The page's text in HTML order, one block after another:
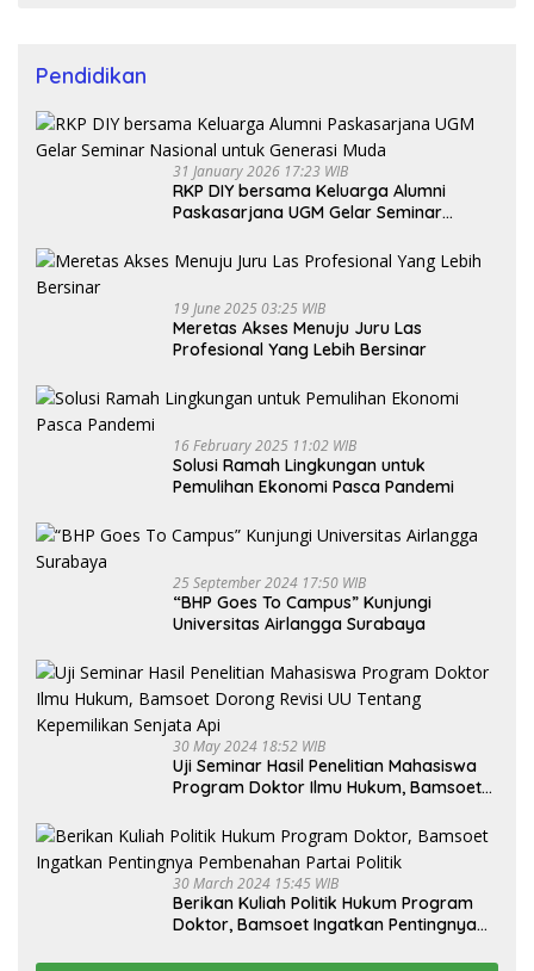
Pendidikan
31 January 2026 17:23 WIB
RKP DIY bersama Keluarga Alumni
Paskasarjana UGM Gelar Seminar
19 June 2025 03:25 WIB
Meretas Akses Menuju Juru Las
Profesional Yang Lebih Bersinar
16 February 2025 11:02 WIB
Solusi Ramah Lingkungan untuk
Pemulihan Ekonomi Pasca Pandemi
25 September 2024 17:50 WIB
“BHP Goes To Campus” Kunjungi
Universitas Airlangga Surabaya
30 May 2024 18:52 WIB
Uji Seminar Hasil Penelitian Mahasiswa
Program Doktor Ilmu Hukum, Bamsoet
Senjata Api
30 March 2024 15:45 WIB
Berikan Kuliah Politik Hukum Program
Doktor, Bamsoet Ingatkan Pentingnya